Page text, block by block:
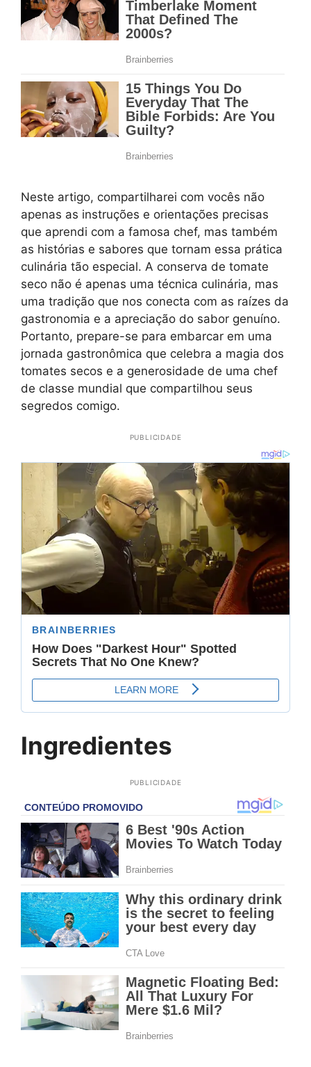
Neste artigo, compartilharei com vocês não
apenas as instruções e orientações precisas
que aprendi com a famosa chef, mas também
as histórias e sabores que tornam essa prática
culinária tão especial. A conserva de tomate
seco não é apenas uma técnica culinária, mas
uma tradição que nos conecta com as raízes da
gastronomia e a apreciação do sabor genuíno.
Portanto, prepare-se para embarcar em uma
jornada gastronômica que celebra a magia dos
tomates secos e a generosidade de uma chef
de classe mundial que compartilhou seus
segredos comigo.
PUBLICIDADE
Ingredientes
PUBLICIDADE